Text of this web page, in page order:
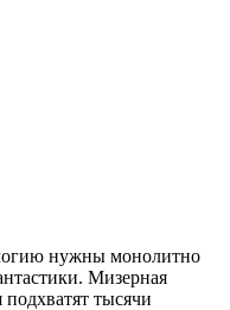
нужны монолитно
Мизерная
тысячи